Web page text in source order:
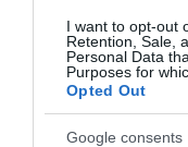
I want to opt-out
Retention, Sale,
Personal Data
Purposes for
Opted Out
Google consents
KI ETETI